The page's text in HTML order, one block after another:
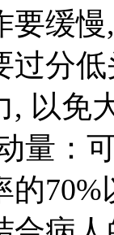
要缓慢,
过分
, 以免
：可
的